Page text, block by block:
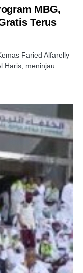
MBG,
Terus
Faried Alfarelly
Haris, meninjau…